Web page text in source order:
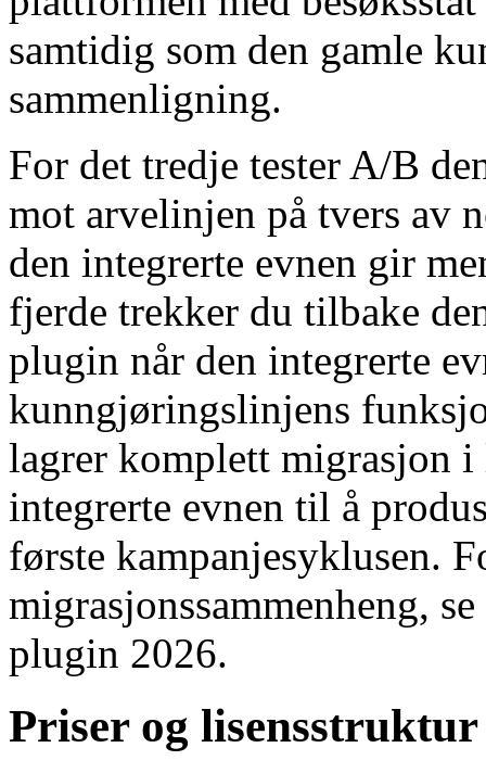
samtidig som den gamle
sammenligning.
For det tredje tester A/B
mot arvelinjen på tvers av
den integrerte evnen gir
fjerde trekker du tilbake
plugin når den integrerte
kunngjøringslinjens
lagrer komplett migrasjon
integrerte evnen til å
første kampanjesyklusen.
migrasjonssammenheng,
plugin 2026.
Priser og lisensstruktur